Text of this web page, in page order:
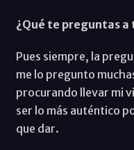
¿Qué te preguntas a
Pues siempre, la
me lo pregunto
procurando llevar mi
ser lo más auténtico
que dar.